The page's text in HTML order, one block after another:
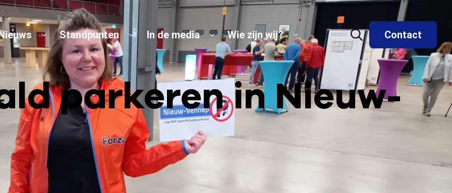
Standpunten In de media Wie zijn wij? Contact
parkeren in Nieuw-